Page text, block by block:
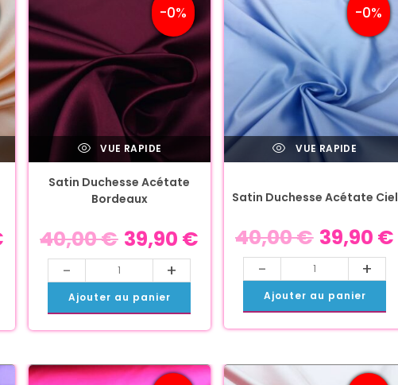
-0%
VUE RAPIDE
Satin Duchesse Acétate
Bordeaux
40,00€ 39,90 €
- +
Ajouter au panier
-0%
VUE RAPIDE
Satin Duchesse Acétate Ciel
40,00€ 39,90 €
- +
Ajouter au panier